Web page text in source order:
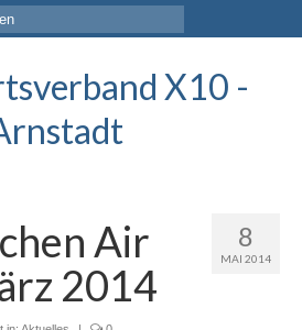
X10 -
8
MAI 2014
Air
2014